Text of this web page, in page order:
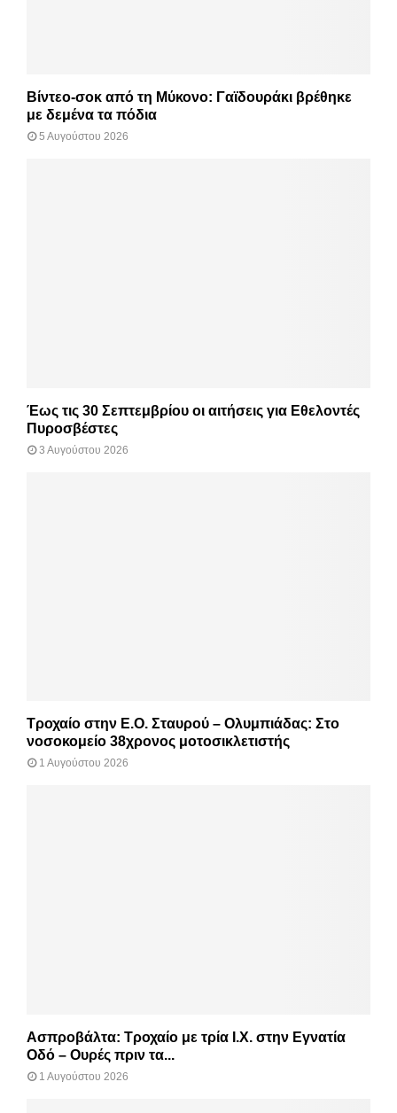
Βίντεο-σοκ από τη Μύκονο: Γαϊδουράκι βρέθηκε
με δεμένα τα πόδια
5 Αυγούστου 2026
Έως τις 30 Σεπτεμβρίου οι αιτήσεις για Εθελοντές
Πυροσβέστες
3 Αυγούστου 2026
Τροχαίο στην Ε.Ο. Σταυρού – Ολυμπιάδας: Στο
νοσοκομείο 38χρονος μοτοσικλετιστής
1 Αυγούστου 2026
Ασπροβάλτα: Τροχαίο με τρία Ι.Χ. στην Εγνατία
Οδό – Ουρές πριν τα...
1 Αυγούστου 2026